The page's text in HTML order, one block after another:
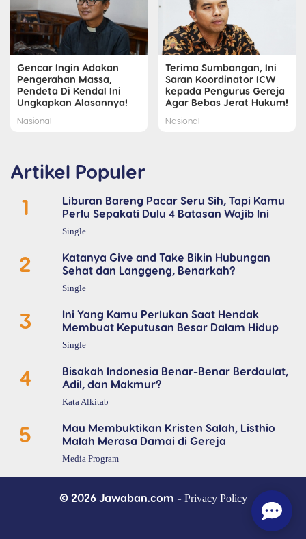
Gencar Ingin Adakan
Pengerahan Massa,
Pendeta Di Kendal Ini
Ungkapkan Alasannya!
Nasional
Terima Sumbangan, Ini
Saran Koordinator ICW
kepada Pengurus Gereja
Agar Bebas Jerat Hukum!
Nasional
Artikel Populer
1
Liburan Bareng Pacar Seru Sih, Tapi Kamu
Perlu Sepakati Dulu 4 Batasan Wajib Ini
Single
2
Katanya Give and Take Bikin Hubungan
Sehat dan Langgeng, Benarkah?
Single
3
Ini Yang Kamu Perlukan Saat Hendak
Membuat Keputusan Besar Dalam Hidup
Single
4
Bisakah Indonesia Benar-Benar Berdaulat,
Adil, dan Makmur?
Kata Alkitab
5
Mau Membuktikan Kristen Salah, Listhio
Malah Merasa Damai di Gereja
Media Program
© 2026 Jawaban.com - Privacy Policy